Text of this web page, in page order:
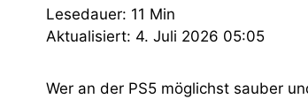
Lesedauer: 11 Min
Aktualisiert: 4. Juli 2026 05:05
Wer an der PS5 möglichst sauber